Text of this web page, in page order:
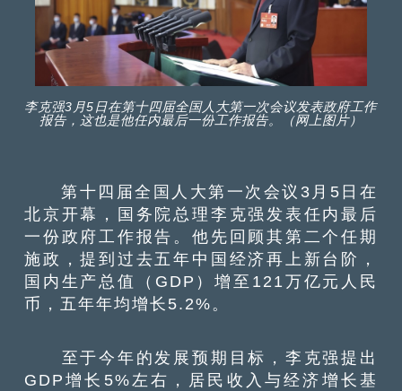
李克强3月5日在第十四届全国人大第一次会议发表政府工作
报告，这也是他任内最后一份工作报告。（网上图片）
第十四届全国人大第一次会议3月5日在
北京开幕，国务院总理李克强发表任内最后
一份政府工作报告。他先回顾其第二个任期
施政，提到过去五年中国经济再上新台阶，
国内生产总值（GDP）增至121万亿元人民
币，五年年均增长5.2%。
至于今年的发展预期目标，李克强提出
GDP增长5%左右，居民收入与经济增长基